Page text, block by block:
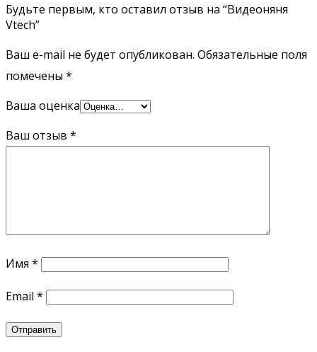
Будьте первым, кто оставил отзыв на “Видеоняня
Vtech”
Ваш e-mail не будет опубликован. Обязательные поля
помечены *
Ваша оценка
Ваш отзыв *
Имя *
Email *